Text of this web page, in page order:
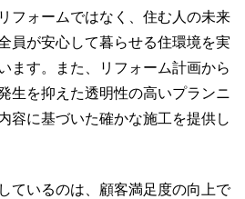
フォームではなく、住む人の未来
員が安心して暮らせる住環境を実
ます。また、リフォーム計画から
生を抑えた透明性の高いプランニ
容に基づいた確かな施工を提供し
ているのは、顧客満足度の向上で